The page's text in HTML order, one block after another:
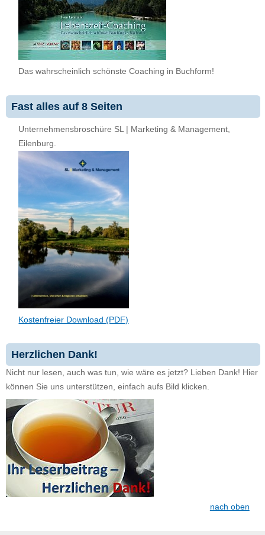
Das wahrscheinlich schönste Coaching in Buchform!
Fast alles auf 8 Seiten
Unternehmensbroschüre SL | Marketing & Management,
Eilenburg.
Kostenfreier Download (PDF)
Herzlichen Dank!
Nicht nur lesen, auch was tun, wie wäre es jetzt? Lieben Dank! Hier
können Sie uns unterstützen, einfach aufs Bild klicken.
nach oben